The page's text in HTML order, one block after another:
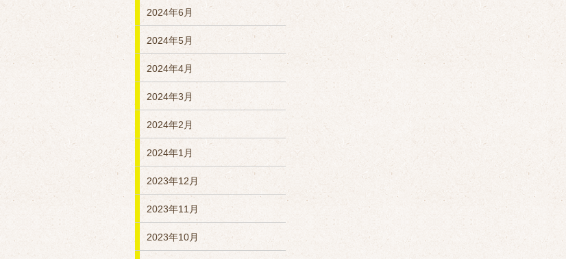
2024年6月
2024年5月
2024年4月
2024年3月
2024年2月
2024年1月
2023年12月
2023年11月
2023年10月